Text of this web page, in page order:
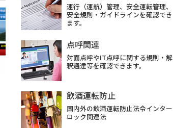
運行（運航）管理、安全運転管理、
安全規則・ガイドラインを確認でき
ます。
点呼関連
対面点呼やIT点呼に関する規則・解
釈通達等を確認できます。
飲酒運転防止
国内外の飲酒運転防止法令インター
ロック関連法